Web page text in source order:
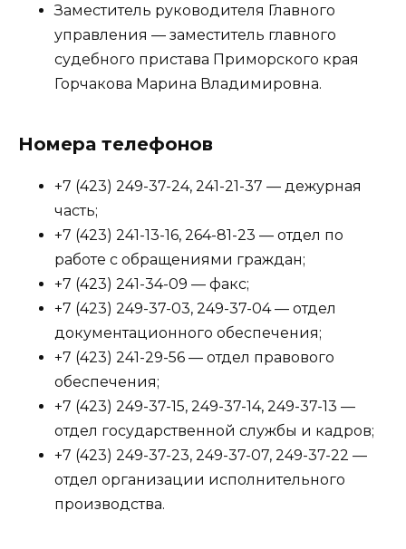
Заместитель руководителя Главного
управления — заместитель главного
судебного пристава Приморского края
Горчакова Марина Владимировна.
Номера телефонов
+7 (423) 249-37-24, 241-21-37 — дежурная
часть;
+7 (423) 241-13-16, 264-81-23 — отдел по
работе с обращениями граждан;
+7 (423) 241-34-09 — факс;
+7 (423) 249-37-03, 249-37-04 — отдел
документационного обеспечения;
+7 (423) 241-29-56 — отдел правового
обеспечения;
+7 (423) 249-37-15, 249-37-14, 249-37-13 —
отдел государственной службы и кадров;
+7 (423) 249-37-23, 249-37-07, 249-37-22 —
отдел организации исполнительного
производства.